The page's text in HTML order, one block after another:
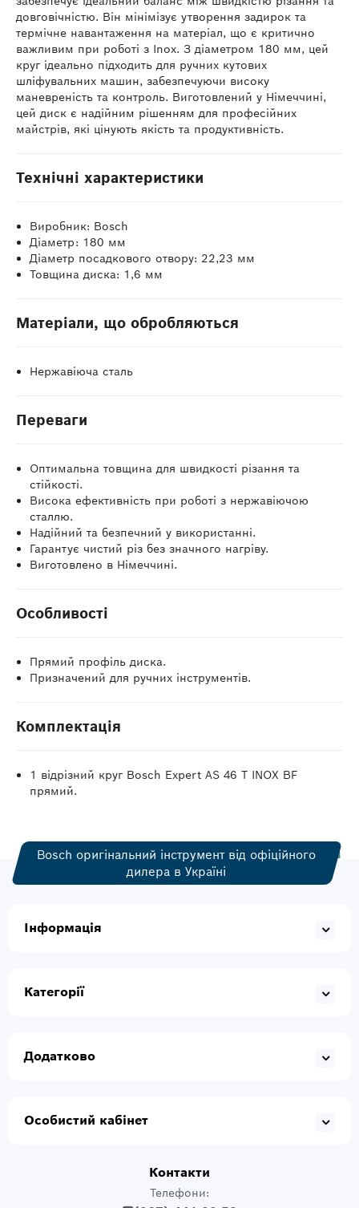
довговічністю. Він мінімізує утворення задирок та
термічне навантаження на матеріал, що є критично
важливим при роботі з Inox. З діаметром 180 мм, цей
круг ідеально підходить для ручних кутових
шліфувальних машин, забезпечуючи високу
маневреність та контроль. Виготовлений у Німеччині,
цей диск є надійним рішенням для професійних
майстрів, які цінують якість та продуктивність.
Технічні характеристики
Виробник: Bosch
Діаметр: 180 мм
Діаметр посадкового отвору: 22,23 мм
Товщина диска: 1,6 мм
Матеріали, що обробляються
Нержавіюча сталь
Переваги
Оптимальна товщина для швидкості різання та
стійкості.
Висока ефективність при роботі з нержавіючою
сталлю.
Надійний та безпечний у використанні.
Гарантує чистий різ без значного нагріву.
Виготовлено в Німеччині.
Особливості
Прямий профіль диска.
Призначений для ручних інструментів.
Комплектація
1 відрізний круг Bosch Expert AS 46 T INOX BF
прямий.
Bosch оригінальний інструмент від офіційного
дилера в Україні
Інформація
Категорії
Додатково
Особистий кабінет
Контакти
Телефони: